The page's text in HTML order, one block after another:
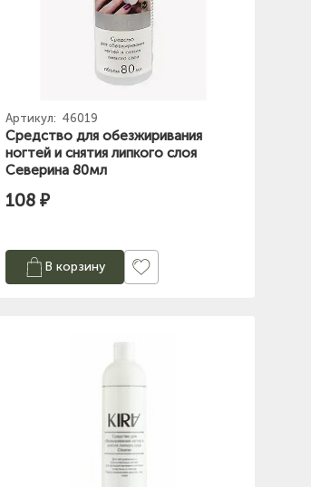
Артикул: 46019
Средство для обезжиривания
ногтей и снятия липкого слоя
Северина 80мл
108 ₽
В корзину